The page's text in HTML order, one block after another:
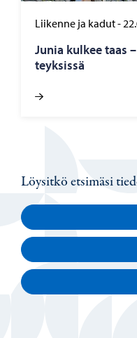
Liikenne ja kadut-
Junia kul­kee taas
teyk­sis­sä
Löysitkö etsimäsi